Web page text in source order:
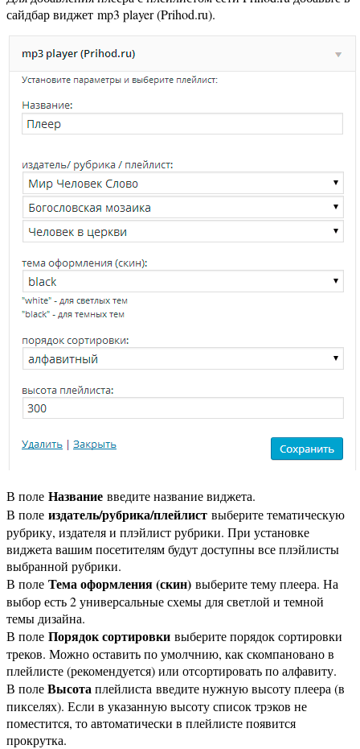
сайдбар виджет mp3 player (Prihod.ru).
В поле Название введите название виджета.
В поле издатель/рубрика/плейлист выберите тематическую
рубрику, издателя и плэйлист рубрики. При установке
виджета вашим посетителям будут доступны все плэйлисты
выбранной рубрики.
В поле Тема оформления (скин) выберите тему плеера. На
выбор есть 2 универсальные схемы для светлой и темной
темы дизайна.
В поле Порядок сортировки выберите порядок сортировки
треков. Можно оставить по умолчнию, как скомпановано в
плейлисте (рекомендуется) или отсортировать по алфавиту.
В полеВысотаплейлиста введите нужную высоту плеера (в
пикселях). Если в указанную высоту список трэков не
поместится, то автоматически в плейлисте появится
прокрутка.